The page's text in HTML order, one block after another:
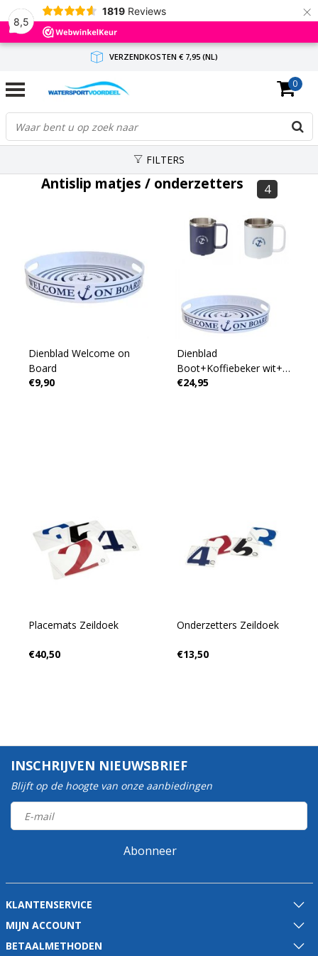
8,5
1819 Reviews ×
VERZENDKOSTEN € 7,95 (NL)
GRATIS VERZENDING(NL) VANAF € 65,-
BINNEN 1-3 WERKDAGEN ANTWOORD
0
FILTERS
Antislip matjes / onderzetters 4
Dienblad Welcome on
Board
€9,90
Dienblad
Boot+Koffiebeker wit+
Koffiebeker Blauw
€24,95
Placemats Zeildoek
€40,50
Onderzetters Zeildoek
€13,50
INSCHRIJVEN NIEUWSBRIEF
Blijft op de hoogte van onze aanbiedingen
Abonneer
KLANTENSERVICE
MIJN ACCOUNT
BETAALMETHODEN